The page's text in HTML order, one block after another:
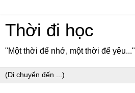
Thời đi học
"Một thời để nhớ, một thời để yêu..."